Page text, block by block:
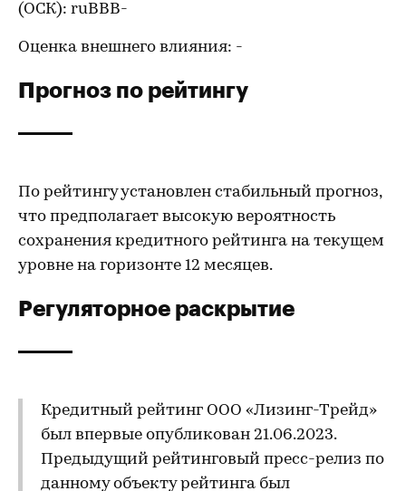
(ОСК): ruBBB-
Оценка внешнего влияния: -
Прогноз по рейтингу
По рейтингу установлен стабильный прогноз,
что предполагает высокую вероятность
сохранения кредитного рейтинга на текущем
уровне на горизонте 12 месяцев.
Регуляторное раскрытие
Кредитный рейтинг ООО «Лизинг-Трейд»
был впервые опубликован 21.06.2023.
Предыдущий рейтинговый пресс-релиз по
данному объекту рейтинга был